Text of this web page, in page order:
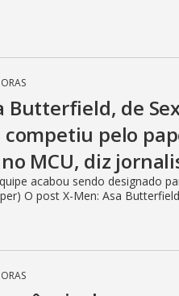
Butterfield, de
competiu pelo
MCU, diz
acabou sendo designado
O post X-Men: Asa